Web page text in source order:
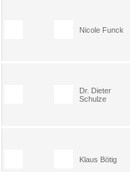
Nicole Funck
Dr. Dieter
Schulze
Klaus Bötig